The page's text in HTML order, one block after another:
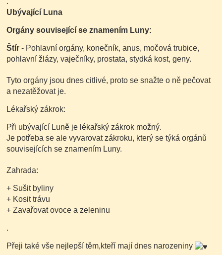
Ubývající Luna
Orgány související se znamením Luny:
Štír - Pohlavní orgány, konečník, anus, močová trubice,
pohlavní žlázy, vaječníky, prostata, stydká kost, geny.
Tyto orgány jsou dnes citlivé, proto se snažte o ně pečovat
a nezatěžovat je.
Lékařský zákrok:
Při ubývající Luně je lékařský zákrok možný.
Je potřeba se ale vyvarovat zákroku, který se týká orgánů
souvisejících se znamením Luny.
Zahrada:
+ Sušit byliny
+ Kosit trávu
+ Zavařovat ovoce a zeleninu
.
Přeji také vše nejlepší těm,kteří mají dnes narozeniny